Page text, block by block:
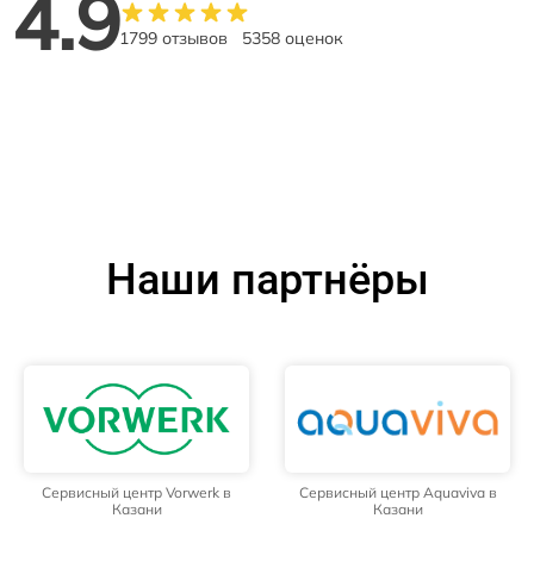
4.91799 отзывов 5358 оценок
Наши партнёры
Сервисный центр Vorwerk в
Казани
Сервисный центр Aquaviva в
Казани